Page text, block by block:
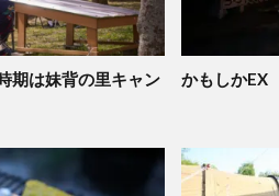
期は妹背の里キャン
かもしかEX